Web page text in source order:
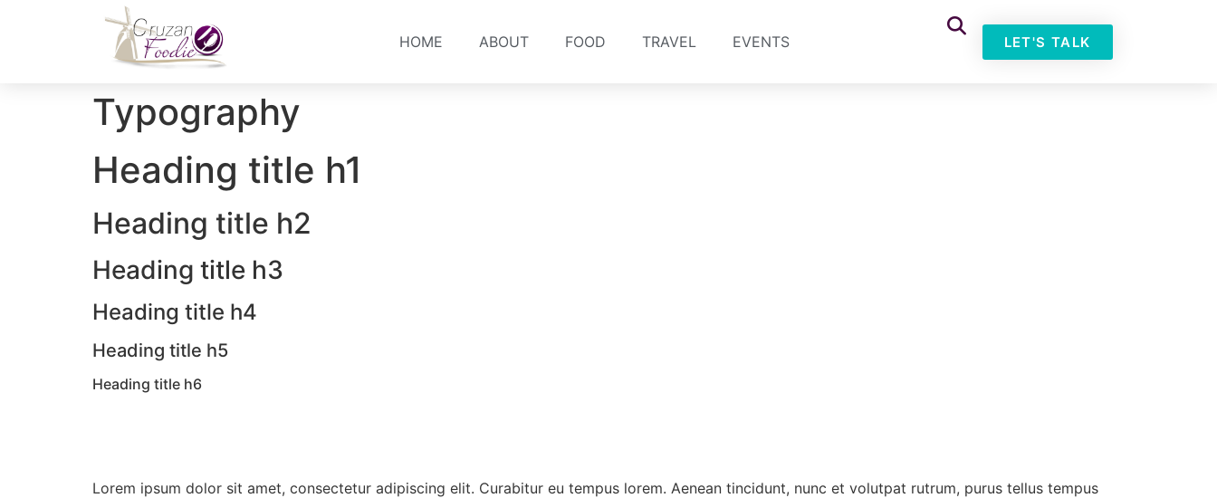
HOME ABOUT FOOD TRAVEL EVENTS LET'S TALK
Typography
Heading title h1
Heading title h2
Heading title h3
Heading title h4
Heading title h5
Heading title h6
Lorem ipsum dolor sit amet, consectetur adipiscing elit. Curabitur eu tempus lorem. Aenean tincidunt, nunc et volutpat rutrum, purus tellus tempus